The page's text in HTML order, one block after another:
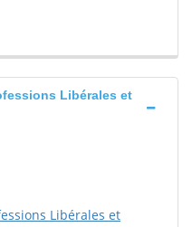
Libérales et
Libérales et